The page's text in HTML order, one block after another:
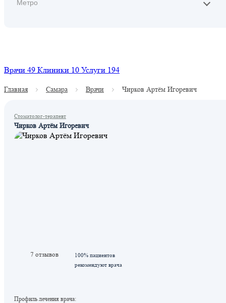
Врачи 49 Клиники 10 Услуги 194
Главная Самара Врачи Чирков Артём Игоревич
Стоматолог-терапевт
Чирков Артём Игоревич
7 отзывов
100% пациентов
рекомендуют врача
Профиль лечения врача: